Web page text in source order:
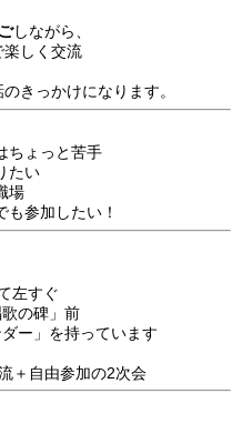
しながら、
楽しく交流
きっかけになります。
ちょっと苦手
たい
場
参加したい！
左すぐ
碑」前
を持っています
＋自由参加の2次会